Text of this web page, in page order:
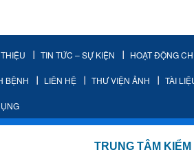
TIN TỨC – SỰ KIỆN HOẠT ĐỘNG
BỆNH LIÊN HỆ THƯ VIỆN ẢNH TÀI
TRUNG TÂM KIỂM SOÁT